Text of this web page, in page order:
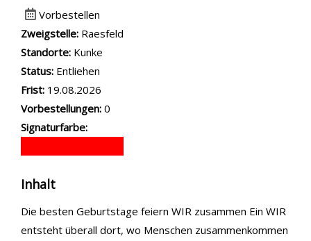
Vorbestellen
Zweigstelle: Raesfeld
Standorte: Kunke
Status: Entliehen
Frist: 19.08.2026
Vorbestellungen: 0
Signaturfarbe:
Inhalt
Die besten Geburtstage feiern WIR zusammen Ein WIR
entsteht überall dort, wo Menschen zusammenkommen